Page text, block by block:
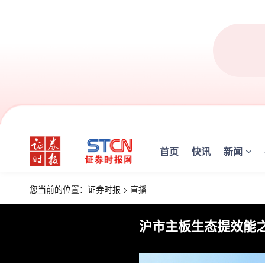
首页 快讯 新闻
您当前的位置： 证券时报 > 直播
沪市主板生态提效能